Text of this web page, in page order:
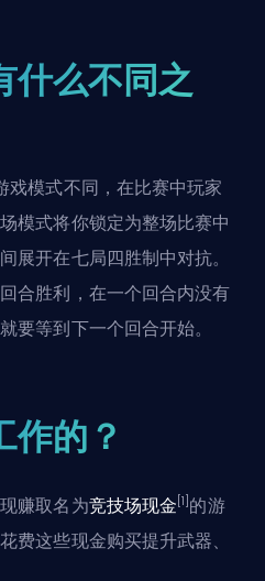
什么不同之
戏模式不同，在比赛中玩家
模式将你锁定为整场比赛中
展开在七局四胜制中对抗。
合胜利，在一个回合内没有
要等到下一个回合开始。
作的？
赚取名为竞技场现金 [1] 的游
费这些现金购买提升武器、